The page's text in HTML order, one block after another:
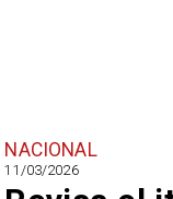
NACIONAL
11/03/2026